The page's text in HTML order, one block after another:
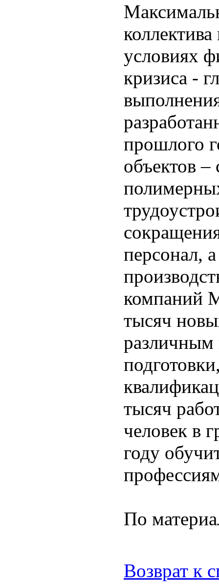
условиях
кризиса -
прошлого
объектов –
персонал,
компаний
тысяч
различным
тысяч
человек в
году
По
Возврат к